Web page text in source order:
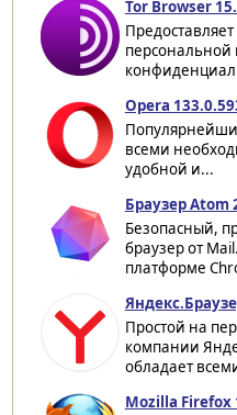
Tor Browser
Opera
всеми
удобной и...
Браузер Atom
Безопасный,
браузер от
платформе
Простой на
компании
обладает
Mozilla Firefox